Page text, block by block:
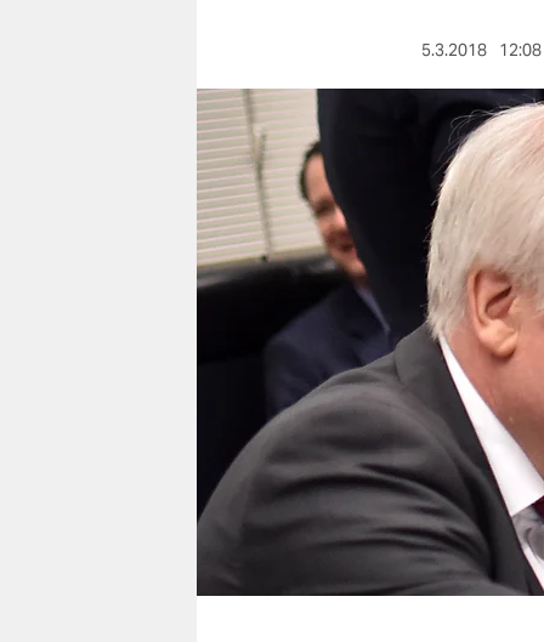
berlin
nord
wahrheit
verlag
fragen & hilfe
unterstützen
genossenschaft
5.3.2018